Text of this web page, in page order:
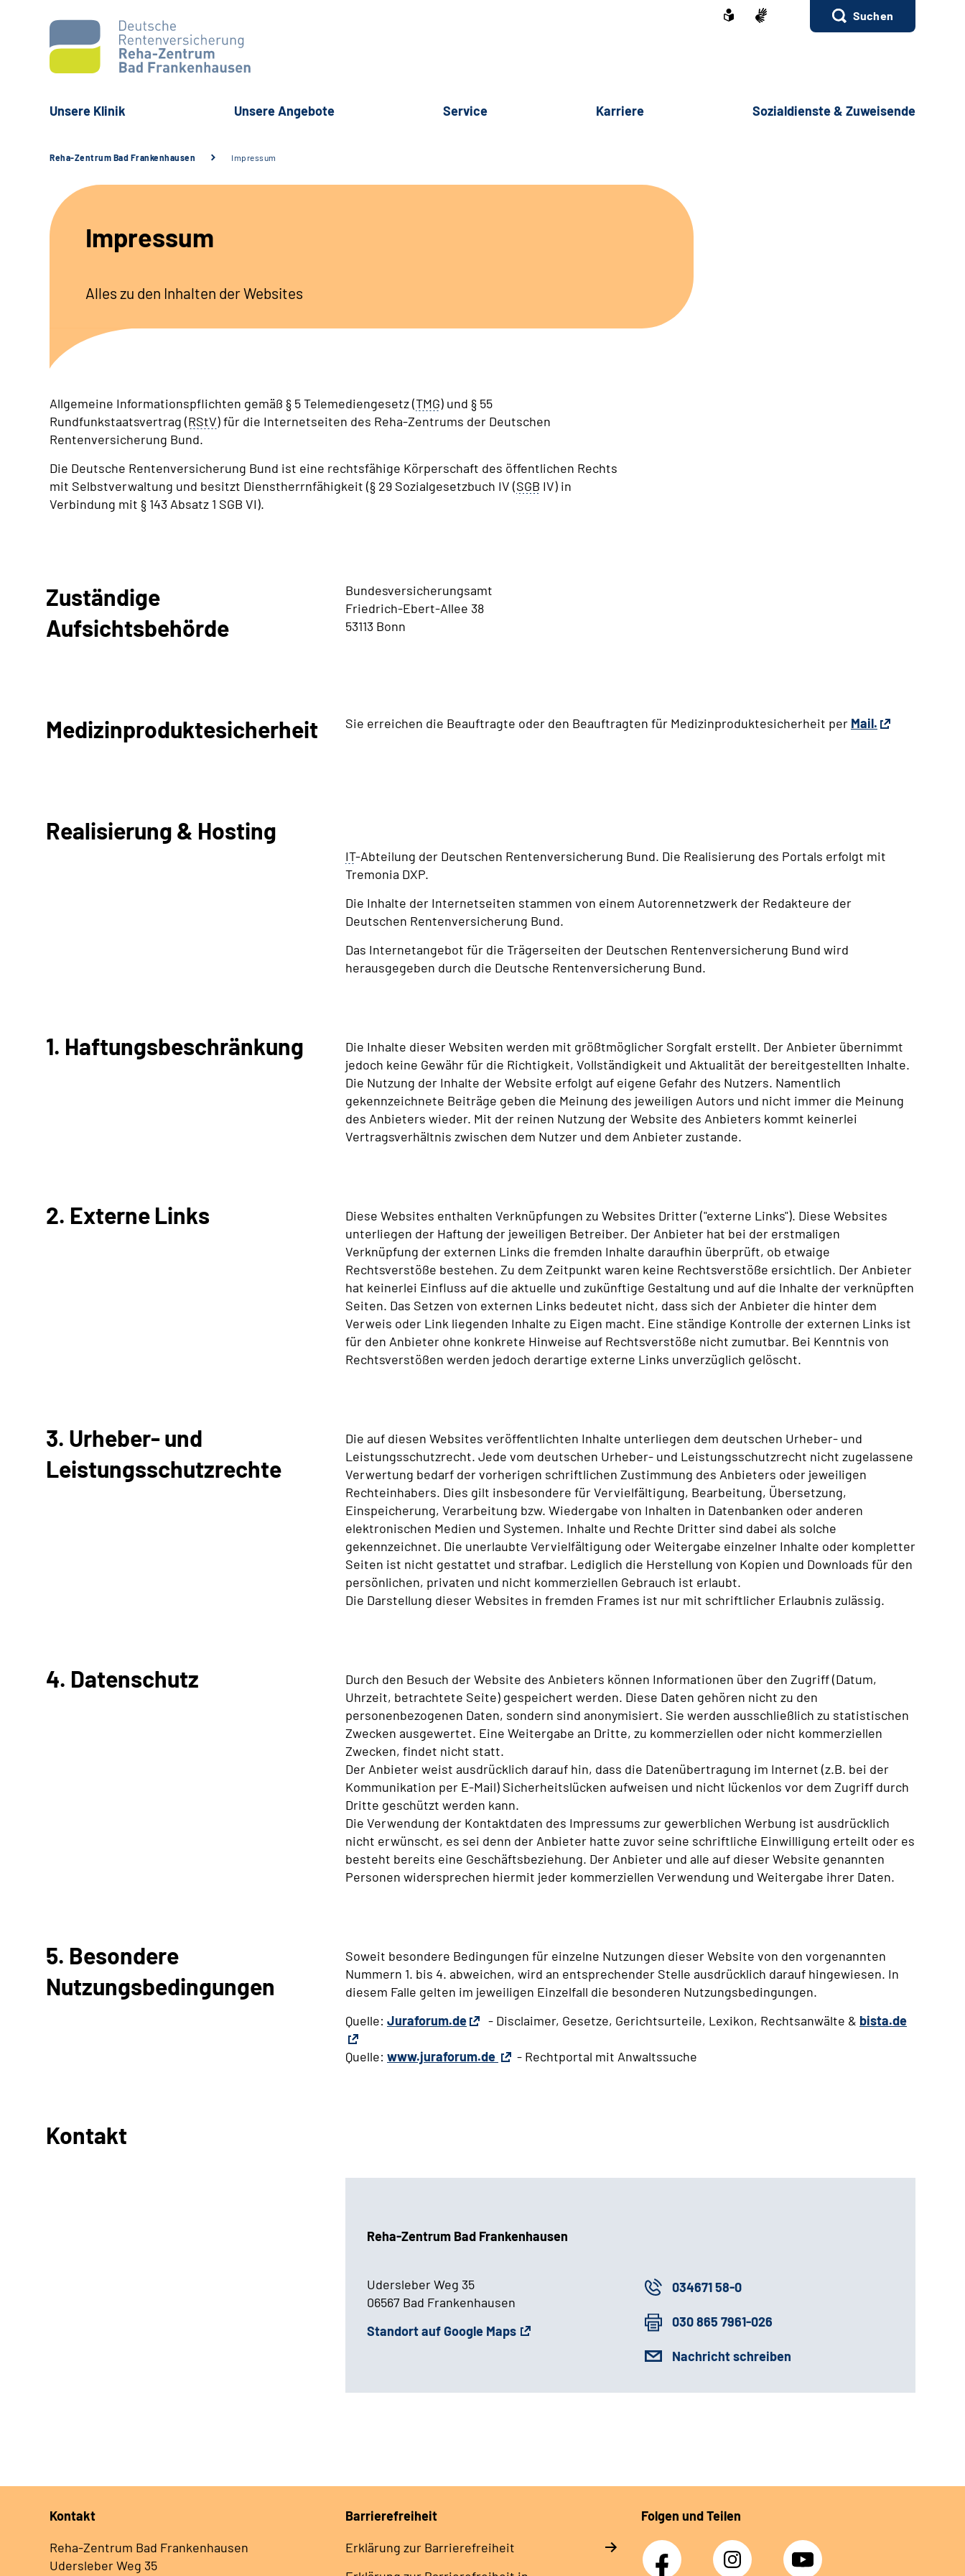
Suchen
Unsere Klinik Unsere Angebote Service Karriere Sozialdienste & Zuweisende
Reha-Zentrum Bad Frankenhausen Impressum
Impressum
Alles zu den Inhalten der Websites
Allgemeine Informationspflichten gemäß § 5 Telemediengesetz (TMG) und § 55
Rundfunkstaatsvertrag (RStV) für die Internetseiten des Reha-Zentrums der Deutschen
Rentenversicherung Bund.
Die Deutsche Rentenversicherung Bund ist eine rechtsfähige Körperschaft des öffentlichen Rechts
mit Selbstverwaltung und besitzt Dienstherrnfähigkeit (§ 29 Sozialgesetzbuch IV (SGB IV) in
Verbindung mit § 143 Absatz 1 SGB VI).
Zuständige
Aufsichtsbehörde
Bundesversicherungsamt
Friedrich-Ebert-Allee 38
53113 Bonn
Medizinproduktesicherheit Sie erreichen die Beauftragte oder den Beauftragten für Medizinproduktesicherheit per Mail.
Realisierung & Hosting
IT-Abteilung der Deutschen Rentenversicherung Bund. Die Realisierung des Portals erfolgt mit
Tremonia DXP.
Die Inhalte der Internetseiten stammen von einem Autorennetzwerk der Redakteure der
Deutschen Rentenversicherung Bund.
Das Internetangebot für die Trägerseiten der Deutschen Rentenversicherung Bund wird
herausgegeben durch die Deutsche Rentenversicherung Bund.
1. Haftungsbeschränkung
Die Inhalte dieser Websiten werden mit größtmöglicher Sorgfalt erstellt. Der Anbieter übernimmt
jedoch keine Gewähr für die Richtigkeit, Vollständigkeit und Aktualität der bereitgestellten Inhalte.
Die Nutzung der Inhalte der Website erfolgt auf eigene Gefahr des Nutzers. Namentlich
gekennzeichnete Beiträge geben die Meinung des jeweiligen Autors und nicht immer die Meinung
des Anbieters wieder. Mit der reinen Nutzung der Website des Anbieters kommt keinerlei
Vertragsverhältnis zwischen dem Nutzer und dem Anbieter zustande.
2. Externe Links
Diese Websites enthalten Verknüpfungen zu Websites Dritter ("externe Links"). Diese Websites
unterliegen der Haftung der jeweiligen Betreiber. Der Anbieter hat bei der erstmaligen
Verknüpfung der externen Links die fremden Inhalte daraufhin überprüft, ob etwaige
Rechtsverstöße bestehen. Zu dem Zeitpunkt waren keine Rechtsverstöße ersichtlich. Der Anbieter
hat keinerlei Einfluss auf die aktuelle und zukünftige Gestaltung und auf die Inhalte der verknüpften
Seiten. Das Setzen von externen Links bedeutet nicht, dass sich der Anbieter die hinter dem
Verweis oder Link liegenden Inhalte zu Eigen macht. Eine ständige Kontrolle der externen Links ist
für den Anbieter ohne konkrete Hinweise auf Rechtsverstöße nicht zumutbar. Bei Kenntnis von
Rechtsverstößen werden jedoch derartige externe Links unverzüglich gelöscht.
3. Urheber- und
Leistungsschutzrechte
Die auf diesen Websites veröffentlichten Inhalte unterliegen dem deutschen Urheber- und
Leistungsschutzrecht. Jede vom deutschen Urheber- und Leistungsschutzrecht nicht zugelassene
Verwertung bedarf der vorherigen schriftlichen Zustimmung des Anbieters oder jeweiligen
Rechteinhabers. Dies gilt insbesondere für Vervielfältigung, Bearbeitung, Übersetzung,
Einspeicherung, Verarbeitung bzw. Wiedergabe von Inhalten in Datenbanken oder anderen
elektronischen Medien und Systemen. Inhalte und Rechte Dritter sind dabei als solche
gekennzeichnet. Die unerlaubte Vervielfältigung oder Weitergabe einzelner Inhalte oder kompletter
Seiten ist nicht gestattet und strafbar. Lediglich die Herstellung von Kopien und Downloads für den
persönlichen, privaten und nicht kommerziellen Gebrauch ist erlaubt.
Die Darstellung dieser Websites in fremden Frames ist nur mit schriftlicher Erlaubnis zulässig.
4. Datenschutz
Durch den Besuch der Website des Anbieters können Informationen über den Zugriff (Datum,
Uhrzeit, betrachtete Seite) gespeichert werden. Diese Daten gehören nicht zu den
personenbezogenen Daten, sondern sind anonymisiert. Sie werden ausschließlich zu statistischen
Zwecken ausgewertet. Eine Weitergabe an Dritte, zu kommerziellen oder nicht kommerziellen
Zwecken, findet nicht statt.
Der Anbieter weist ausdrücklich darauf hin, dass die Datenübertragung im Internet (z.B. bei der
Kommunikation per E-Mail) Sicherheitslücken aufweisen und nicht lückenlos vor dem Zugriff durch
Dritte geschützt werden kann.
Die Verwendung der Kontaktdaten des Impressums zur gewerblichen Werbung ist ausdrücklich
nicht erwünscht, es sei denn der Anbieter hatte zuvor seine schriftliche Einwilligung erteilt oder es
besteht bereits eine Geschäftsbeziehung. Der Anbieter und alle auf dieser Website genannten
Personen widersprechen hiermit jeder kommerziellen Verwendung und Weitergabe ihrer Daten.
5. Besondere
Nutzungsbedingungen
Soweit besondere Bedingungen für einzelne Nutzungen dieser Website von den vorgenannten
Nummern 1. bis 4. abweichen, wird an entsprechender Stelle ausdrücklich darauf hingewiesen. In
diesem Falle gelten im jeweiligen Einzelfall die besonderen Nutzungsbedingungen.
Quelle: Juraforum.de - Disclaimer, Gesetze, Gerichtsurteile, Lexikon, Rechtsanwälte & bista.de
Quelle: www.juraforum.de - Rechtportal mit Anwaltssuche
Kontakt
Reha-Zentrum Bad Frankenhausen
Udersleber Weg 35
06567 Bad Frankenhausen
Standort auf Google Maps
034671 58-0
030 865 7961-026
Nachricht schreiben
Kontakt
Reha-Zentrum Bad Frankenhausen
Udersleber Weg 35
Barrierefreiheit
Erklärung zur Barrierefreiheit
Folgen und Teilen
Facebook Instagram YouTube